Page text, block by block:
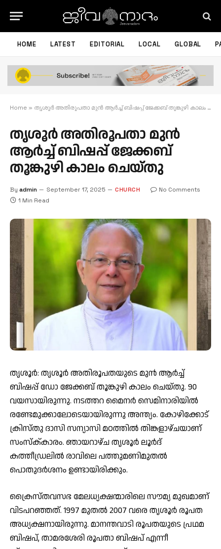
HOME LATEST EDITORIAL LOCAL GLOBAL
Home » തൃശൂർ അതിരൂപതാ മുൻ ആർച്ച് ബിഷപ്പ് ജേക്കബ് തൂങ്കുഴി കാലം ചെയ്തു
തൃശൂർ അതിരൂപതാ മുൻ
ആർച്ച് ബിഷപ്പ് ജേക്കബ്
തൂങ്കുഴി കാലം ചെയ്തു
By admin September 17, 2025 CHURCH
No Comments
1 Min Read
തൃശൂർ: തൃശൂർ അതിരൂപതയുടെ മുൻ ആർച്ച്
ബിഷപ്പ് ഡോ ജേക്കബ് തൂങ്കുഴി കാലം ചെയ്‌തു. 90
വയസായിരുന്നു. നടത്തറ മൈനർ സെമിനാരിയിൽ
രണ്ടേമുക്കാലോടെയായിരുന്നു അന്ത്യം. കോഴിക്കോട്
ക്രിസ്‌തു ദാസി സന്യാസി മഠത്തിൽ തിങ്കളാഴ്‌ചയാണ്
സംസ്ക്‌കാരം. ഞായറാഴ്‌ച തൃശൂർ ലൂർദ്
കത്തീഡ്രലിൽ രാവിലെ പത്തുമണിമുതൽ
പൊതുദർശനം ഉണ്ടായിരിക്കും.
ക്രൈസ്‌തവസഭ മേലധ്യക്ഷന്മാരിലെ സൗമ്യ മുഖമാണ്
വിടപറഞ്ഞത്. 1997 മുതൽ 2007 വരെ തൃശൂർ രൂപത
അധ്യക്ഷനായിരുന്നു. മാനന്തവാടി രൂപതയുടെ പ്രഥമ
ബിഷപ്, താമരശേരി രൂപതാ ബിഷപ് എന്നീ